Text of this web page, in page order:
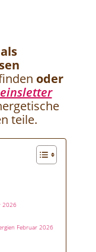
oder
teile.
2026
Februar 2026